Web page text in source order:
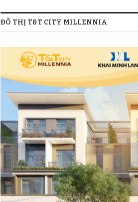
ĐÔ THỊ T&T CITY MILLENNIA